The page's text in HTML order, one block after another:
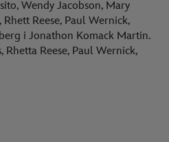
Wendy Jacobson, Mary
Reese, Paul Wernick,
i Jonathon Komack Martin.
Rhetta Reese, Paul Wernick,